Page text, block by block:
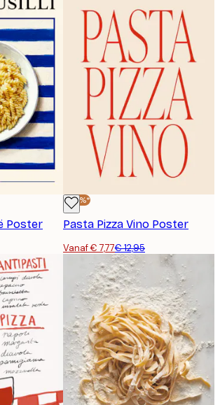
Poster
-40%*
Pasta Pizza Vino Poster
Vanaf € 7,77€ 12,95